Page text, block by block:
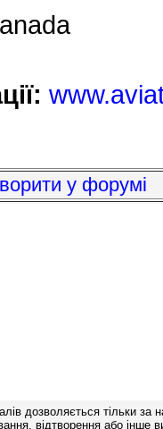
у форумі
дозволяється тільки за
відтворення або інше